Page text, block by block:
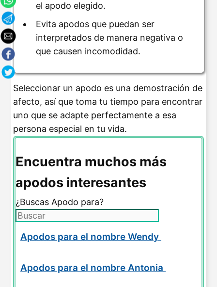
el apodo elegido.
Evita apodos que puedan ser
interpretados de manera negativa o
que causen incomodidad.
Seleccionar un apodo es una demostración de
afecto, así que toma tu tiempo para encontrar
uno que se adapte perfectamente a esa
persona especial en tu vida.
Encuentra muchos más
apodos interesantes
¿Buscas Apodo para?
Apodos para el nombre Wendy
Apodos para el nombre Antonia